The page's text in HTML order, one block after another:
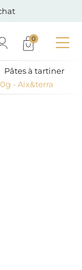
0
Pâtes à tartiner
- Aix&terra